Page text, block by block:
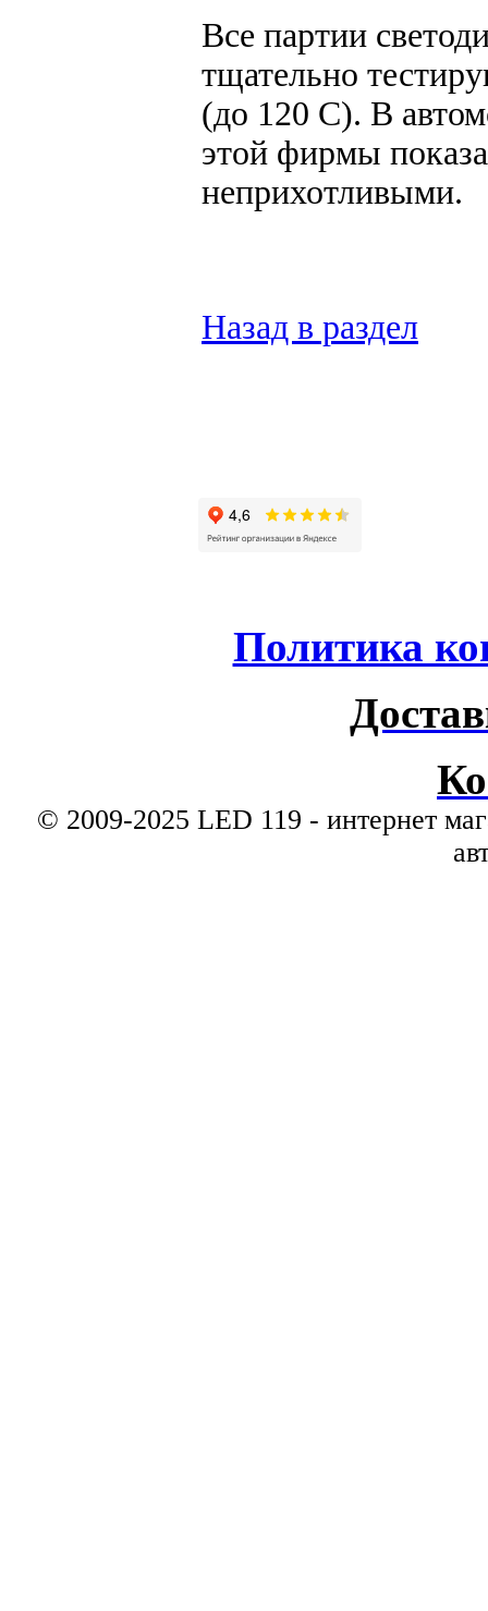
Все партии
тщательно
(до 120 С). В
этой фирмы
неприхотливыми.
Назад в раздел
Политика
© 2009-2025 LED 119 - интернет